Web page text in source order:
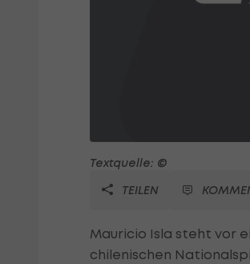
Textquelle: ©
TEILEN
Mauricio Isla steht vor
chilenischen